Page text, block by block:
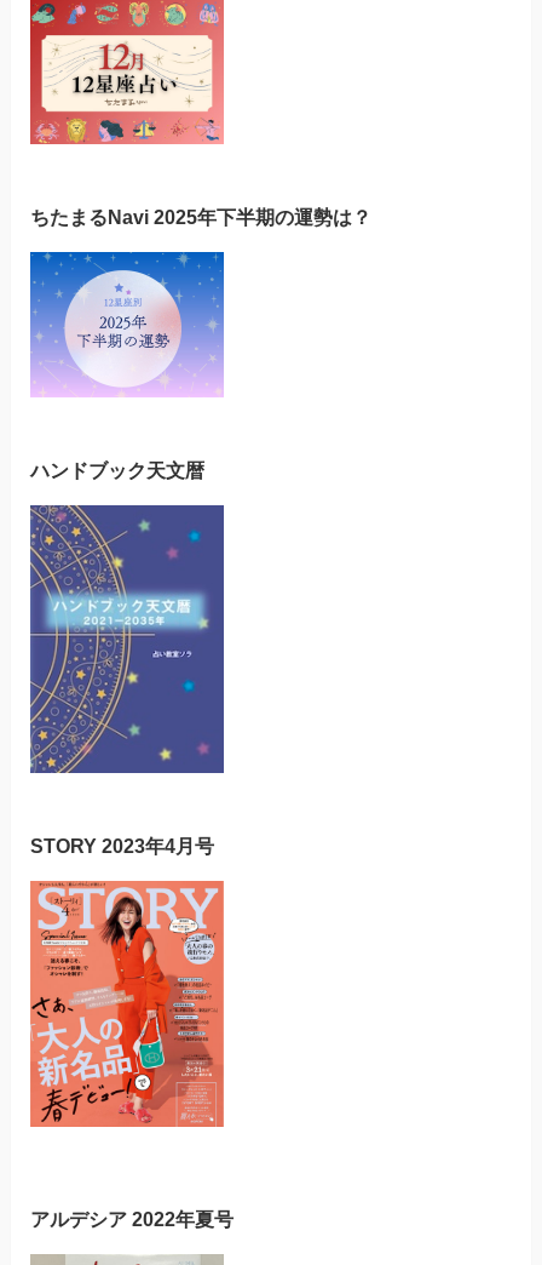
ちたまるNavi 2025年下半期の運勢は？
ハンドブック天文暦
STORY 2023年4月号
アルデシア 2022年夏号